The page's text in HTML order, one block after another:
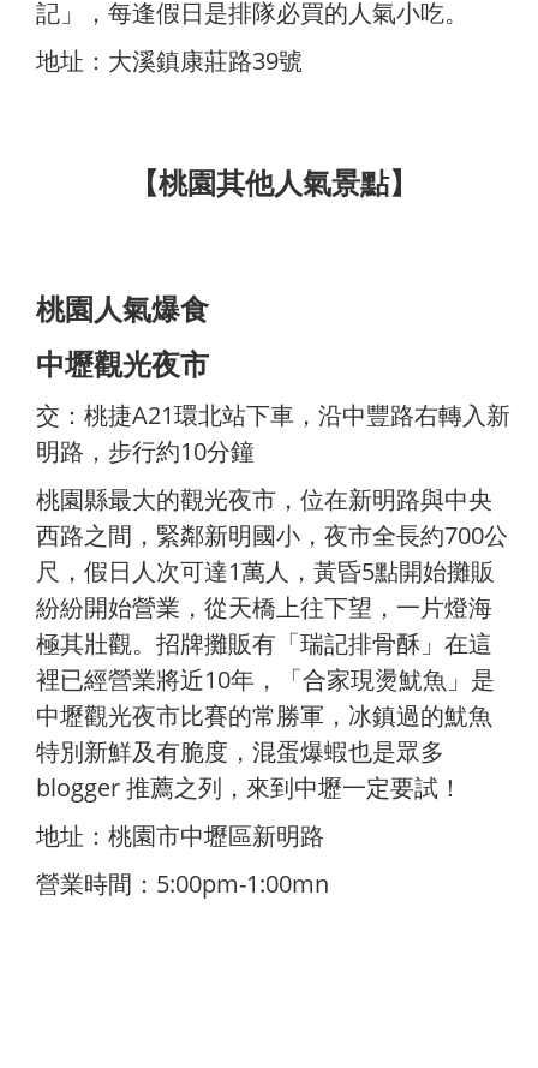
記」，每逢假日是排隊必買的人氣小吃。
地址：大溪鎮康莊路39號
【桃園其他人氣景點】
桃園人氣爆食
中壢觀光夜市
交：桃捷A21環北站下車，沿中豐路右轉入新
明路，步行約10分鐘
桃園縣最大的觀光夜市，位在新明路與中央
西路之間，緊鄰新明國小，夜市全長約700公
尺，假日人次可達1萬人，黃昏5點開始攤販
紛紛開始營業，從天橋上往下望，一片燈海
極其壯觀。招牌攤販有「瑞記排骨酥」在這
裡已經營業將近10年，「合家現燙魷魚」是
中壢觀光夜市比賽的常勝軍，冰鎮過的魷魚
特別新鮮及有脆度，混蛋爆蝦也是眾多
blogger 推薦之列，來到中壢一定要試！
地址：桃園市中壢區新明路
營業時間：5:00pm-1:00mn